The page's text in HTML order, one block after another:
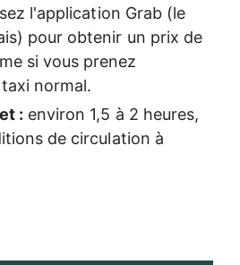
l'application Grab (le
pour obtenir un prix de
si vous prenez
normal.
: environ 1,5 à 2 heures,
de circulation à